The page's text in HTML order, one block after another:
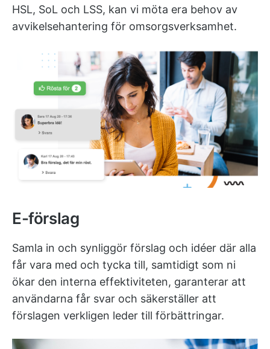
HSL, SoL och LSS, kan vi möta era behov av
avvikelsehantering för omsorgsverksamhet.
E-förslag
Samla in och synliggör förslag och idéer där alla
får vara med och tycka till, samtidigt som ni
ökar den interna effektiviteten, garanterar att
användarna får svar och säkerställer att
förslagen verkligen leder till förbättringar.